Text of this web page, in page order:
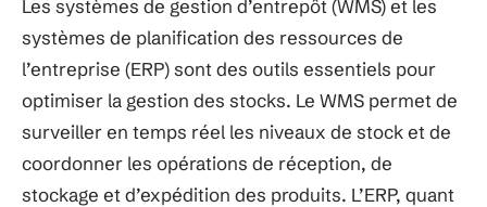
Les systèmes de gestion d’entrepôt (WMS) et les
systèmes de planification des ressources de
l’entreprise (ERP) sont des outils essentiels pour
optimiser la gestion des stocks. Le WMS permet de
surveiller en temps réel les niveaux de stock et de
coordonner les opérations de réception, de
stockage et d’expédition des produits. L’ERP, quant